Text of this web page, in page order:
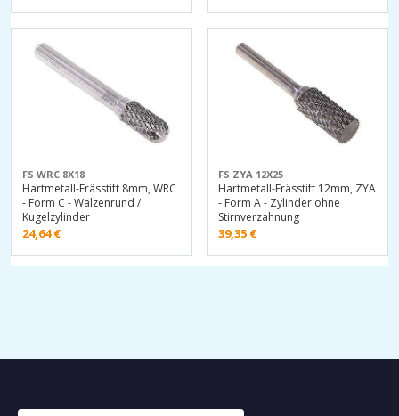
FS WRC 8X18
Hartmetall-Frässtift 8mm, WRC
- Form C - Walzenrund /
Kugelzylinder
24,64€
FS ZYA 12X25
Hartmetall-Frässtift 12mm, ZYA
- Form A - Zylinder ohne
Stirnverzahnung
39,35 €